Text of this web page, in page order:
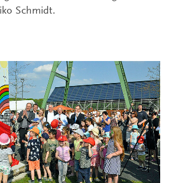
Schmidt.